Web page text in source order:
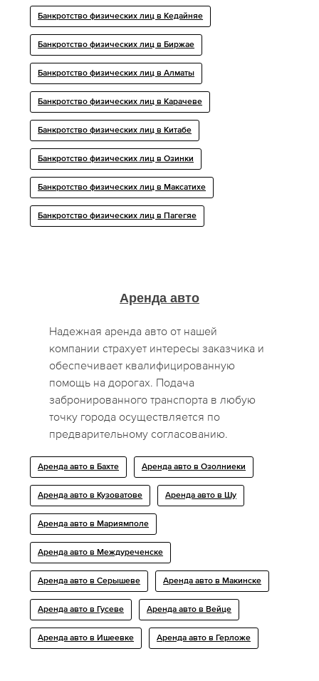
Банкротство физических лиц в Кедайняе
Банкротство физических лиц в Биржае
Банкротство физических лиц в Алматы
Банкротство физических лиц в Карачеве
Банкротство физических лиц в Китабе
Банкротство физических лиц в Озинки
Банкротство физических лиц в Максатихе
Банкротство физических лиц в Пагегяе
Аренда авто
Надежная аренда авто от нашей
компании страхует интересы заказчика и
обеспечивает квалифицированную
помощь на дорогах. Подача
забронированного транспорта в любую
точку города осуществляется по
предварительному согласованию.
Аренда авто в Бахте Аренда авто в Озолниеки
Аренда авто в Кузоватове Аренда авто в Шу
Аренда авто в Мариямполе
Аренда авто в Междуреченске
Аренда авто в Серышеве Аренда авто в Макинске
Аренда авто в Гусеве Аренда авто в Вейце
Аренда авто в Ишеевке Аренда авто в Герложе